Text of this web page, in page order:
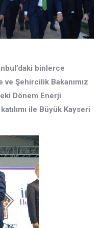
binlerce
Şehircilik Bakanımız
Dönem Enerji
katılımı ile Büyük Kayseri